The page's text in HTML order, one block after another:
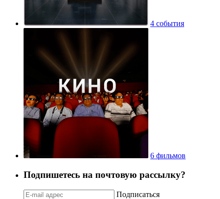
4 события
6 фильмов
Подпишетесь на почтовую рассылку?
Подписаться